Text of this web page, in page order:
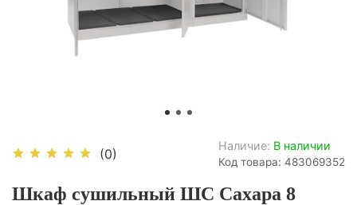
(0)
Наличие: В наличии
Код товара: 483069352
Шкаф сушильный ШС Сахара 8